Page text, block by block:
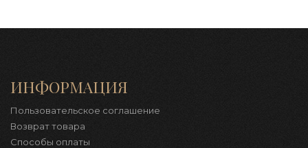
ИНФОРМАЦИЯ
Пользовательское соглашение
Возврат товара
Способы оплаты